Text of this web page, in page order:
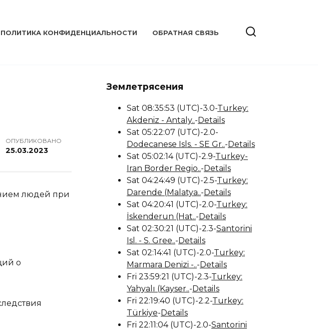
ПОЛИТИКА КОНФИДЕНЦИАЛЬНОСТИ ОБРАТНАЯ СВЯЗЬ
ОПУБЛИКОВАНО
25.03.2023
людей при
о
Землетрясения
Sat 08:35:53 (UTC)-3.0-Turkey:
Akdeniz - Antaly..-Details
Sat 05:22:07 (UTC)-2.0-
Dodecanese Isls. - SE Gr..-Details
Sat 05:02:14 (UTC)-2.9-Turkey-
Iran Border Regio..-Details
Sat 04:24:49 (UTC)-2.5-Turkey:
Darende (Malatya..-Details
Sat 04:20:41 (UTC)-2.0-Turkey:
İskenderun (Hat..-Details
Sat 02:30:21 (UTC)-2.3-Santorini
Isl. - S. Gree..-Details
Sat 02:14:41 (UTC)-2.0-Turkey:
Marmara Denizi -..-Details
Fri 23:59:21 (UTC)-2.3-Turkey:
Yahyalı (Kayser..-Details
Fri 22:19:40 (UTC)-2.2-Turkey:
Türkiye-Details
Fri 22:11:04 (UTC)-2.0-Santorini